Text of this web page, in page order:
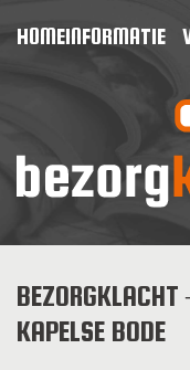
HOMEINFORMATIE
KAPELSE BODE